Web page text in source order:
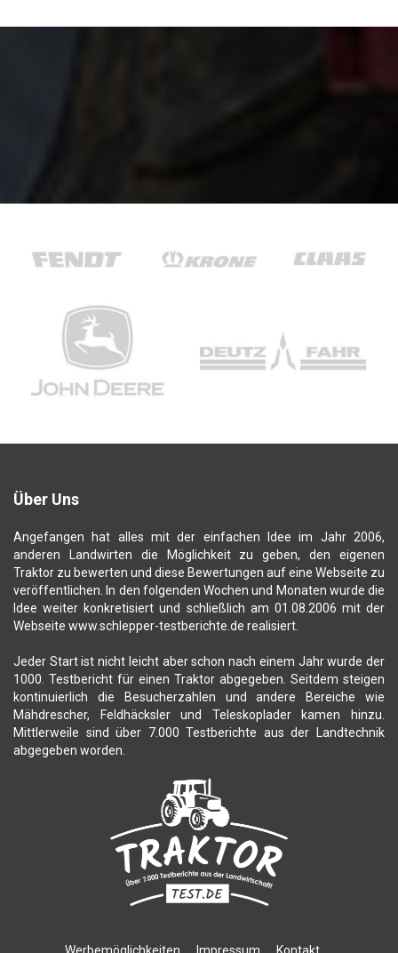
Über Uns
Angefangen hat alles mit der einfachen Idee im Jahr 2006,
anderen Landwirten die Möglichkeit zu geben, den eigenen
Traktor zu bewerten und diese Bewertungen auf eine Webseite zu
veröffentlichen. In den folgenden Wochen und Monaten wurde die
Idee weiter konkretisiert und schließlich am 01.08.2006 mit der
Webseite www.schlepper-testberichte.de realisiert.
Jeder Start ist nicht leicht aber schon nach einem Jahr wurde der
1000. Testbericht für einen Traktor abgegeben. Seitdem steigen
kontinuierlich die Besucherzahlen und andere Bereiche wie
Mähdrescher, Feldhäcksler und Teleskoplader kamen hinzu.
Mittlerweile sind über 7.000 Testberichte aus der Landtechnik
abgegeben worden.